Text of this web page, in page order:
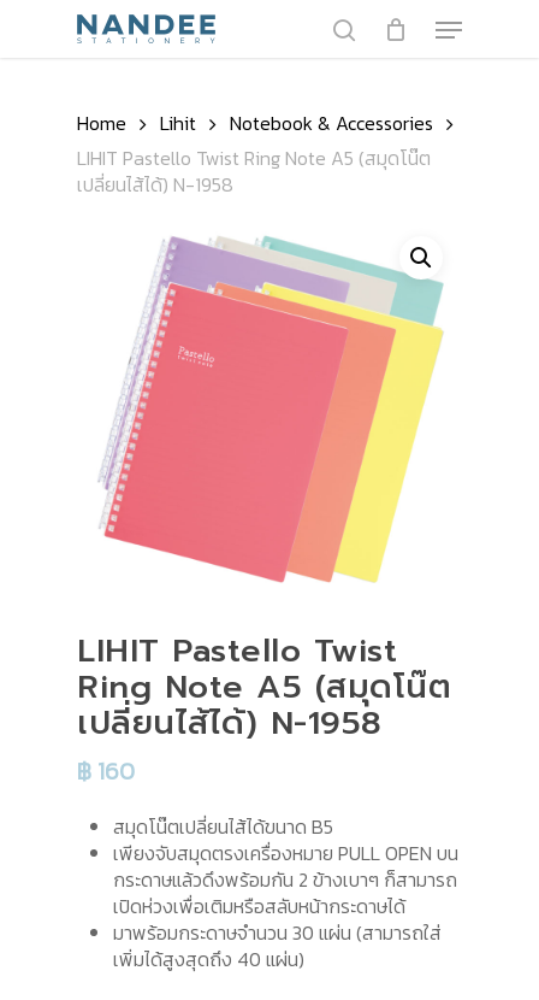
Menu
Home Lihit
Notebook & Accessories
LIHIT Pastello Twist Ring Note A5 (สมุดโน๊ต
เปลี่ยนไส้ได้) N-1958
LIHIT Pastello Twist
Ring Note A5 (สมุดโน๊ต
เปลี่ยนไส้ได้) N-1958
฿ 160
สมุดโน๊ตเปลี่ยนไส้ได้ขนาด B5
เพียงจับสมุดตรงเครื่องหมาย PULL OPEN บน
กระดาษแล้วดึงพร้อมกัน 2 ข้างเบาๆ ก็สามารถ
เปิดห่วงเพื่อเติมหรือสลับหน้ากระดาษได้
มาพร้อมกระดาษจำนวน 30 แผ่น (สามารถใส่
เพิ่มได้สูงสุดถึง 40 แผ่น)